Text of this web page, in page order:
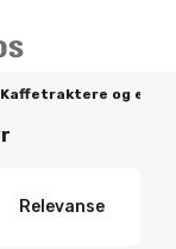
Kaffetraktere og
Relevanse